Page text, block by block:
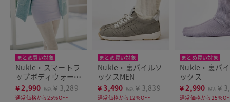
まとめ買い対象
Nukle・スマートラ
ップボディウォーマ
ー
¥2,990 税込 ￥3,289
通常価格から25%OFF
まとめ買い対象
Nukle・裏パイルソ
ックスMEN
¥3,490 税込 ￥3,839
通常価格から12%OFF
まとめ買い対象
Nukle・裏パ
ックス
¥2,990 税込 ￥
通常価格から